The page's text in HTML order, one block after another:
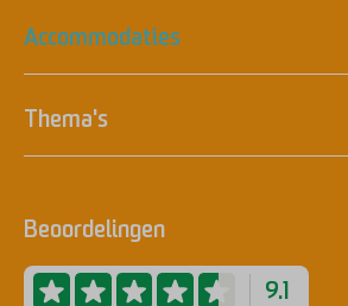
Accommodaties
Thema's
Beoordelingen
9.1